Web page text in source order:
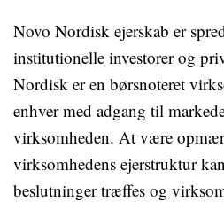
Novo Nordisk ejerskab er
institutionelle investorer og
Nordisk er en børsnoteret
enhver med adgang til
virksomheden. At være
virksomhedens ejerstruktur
beslutninger træffes og